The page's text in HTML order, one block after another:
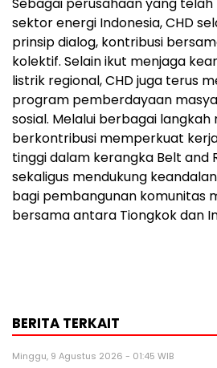
Sebagai perusahaan yang
sektor energi Indonesia, CHD
prinsip dialog, kontribusi
kolektif. Selain ikut menjaga
listrik regional, CHD juga terus
program pemberdayaan
sosial. Melalui berbagai
berkontribusi memperkuat
tinggi dalam kerangka Belt and
sekaligus mendukung
bagi pembangunan komunitas
bersama antara Tiongkok dan
BERITA TERKAIT
Minggu, 9 Agustus 2026 - 01:45 WIB